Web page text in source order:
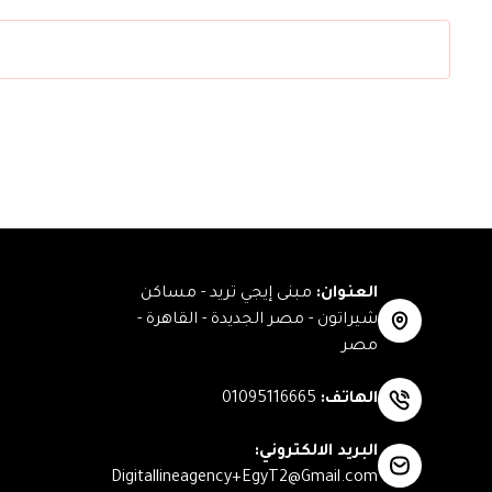
العنوان: مبنى إيجي تريد - مساكن
شيراتون - مصر الجديدة - القاهرة -
مصر
الهاتف:
01095116665
البريد الالكتروني:
Digitallineagency+EgyT2@Gmail.com